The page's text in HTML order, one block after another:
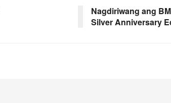
Nagdiriwang ang
Silver Anniversary